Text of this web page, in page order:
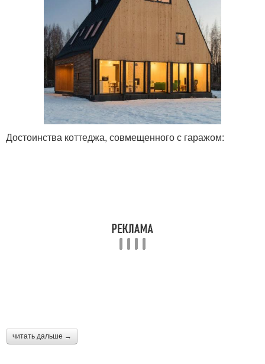
Достоинства коттеджа, совмещенного с гаражом:
читать дальше →